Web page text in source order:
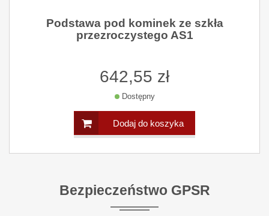
Podstawa pod kominek ze szkła
przezroczystego AS1
642,55 zł
Dostępny
Dodaj do koszyka
Bezpieczeństwo GPSR